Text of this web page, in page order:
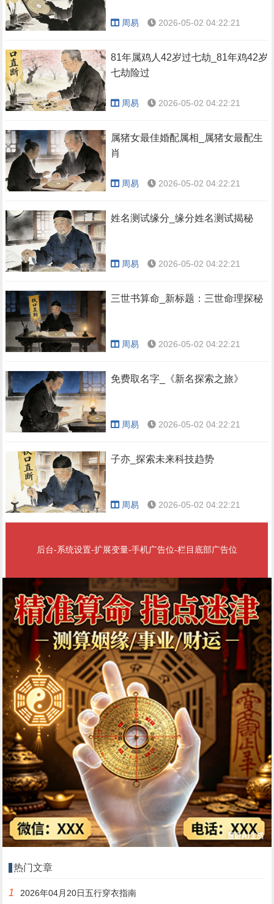
周易 2026-05-02 04:22:21
81年属鸡人42岁过七劫_81年鸡42岁
七劫险过
周易 2026-05-02 04:22:21
属猪女最佳婚配属相_属猪女最配生
肖
周易 2026-05-02 04:22:21
姓名测试缘分_缘分姓名测试揭秘
周易 2026-05-02 04:22:21
三世书算命_新标题：三世命理探秘
周易 2026-05-02 04:22:21
免费取名字_《新名探索之旅》
周易 2026-05-02 04:22:21
子亦_探索未来科技趋势
周易 2026-05-02 04:22:21
后台-系统设置-扩展变量-手机广告位-栏目底部广告位
热门文章
1 2026年04月20日五行穿衣指南